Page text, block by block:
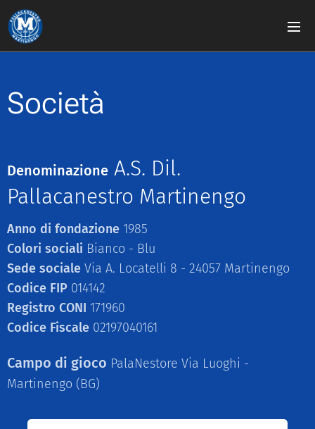
Società
Denominazione A.S. Dil.
Pallacanestro Martinengo
Anno di fondazione 1985
Colori sociali Bianco - Blu
Sede sociale Via A. Locatelli 8 - 24057 Martinengo
Codice FIP 014142
Registro CONI 171960
Codice Fiscale 02197040161
Campo di gioco PalaNestore Via Luoghi -
Martinengo (BG)